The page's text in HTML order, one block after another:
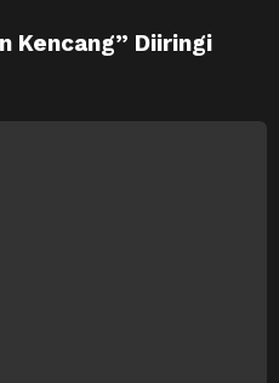
Kencang” Diiringi